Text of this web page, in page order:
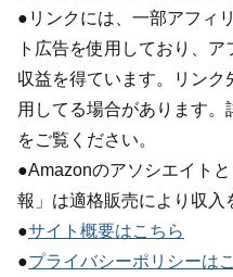
●リンクには、一部アフィ
ト広告を使用しており、
収益を得ています。リンク
用してる場合があります。
をご覧ください。
●Amazonのアソシエイト
報」は適格販売により収入
●サイト概要はこちら
●プライバシーポリシーは